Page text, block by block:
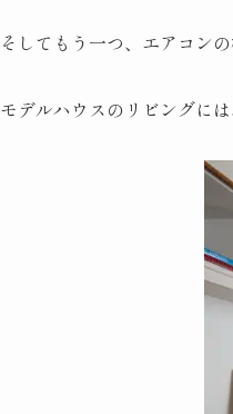
そしてもう一つ、エアコン
モデルハウスのリビングに